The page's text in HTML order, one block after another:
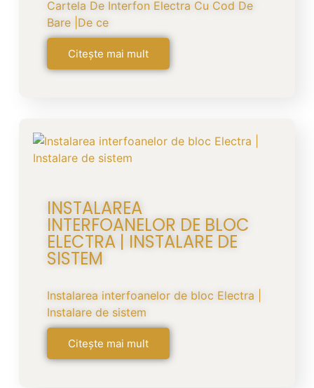
Cartela De Interfon Electra Cu Cod De
Bare |De ce
Citește mai mult
INSTALAREA
INTERFOANELOR DE BLOC
ELECTRA | INSTALARE DE
SISTEM
Instalarea interfoanelor de bloc Electra |
Instalare de sistem
Citește mai mult